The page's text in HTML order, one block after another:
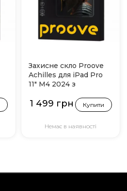
Захисне скло Proove
Achilles для iPad Pro
11" M4 2024 з
1 499 грн Купити
Немає в наявності